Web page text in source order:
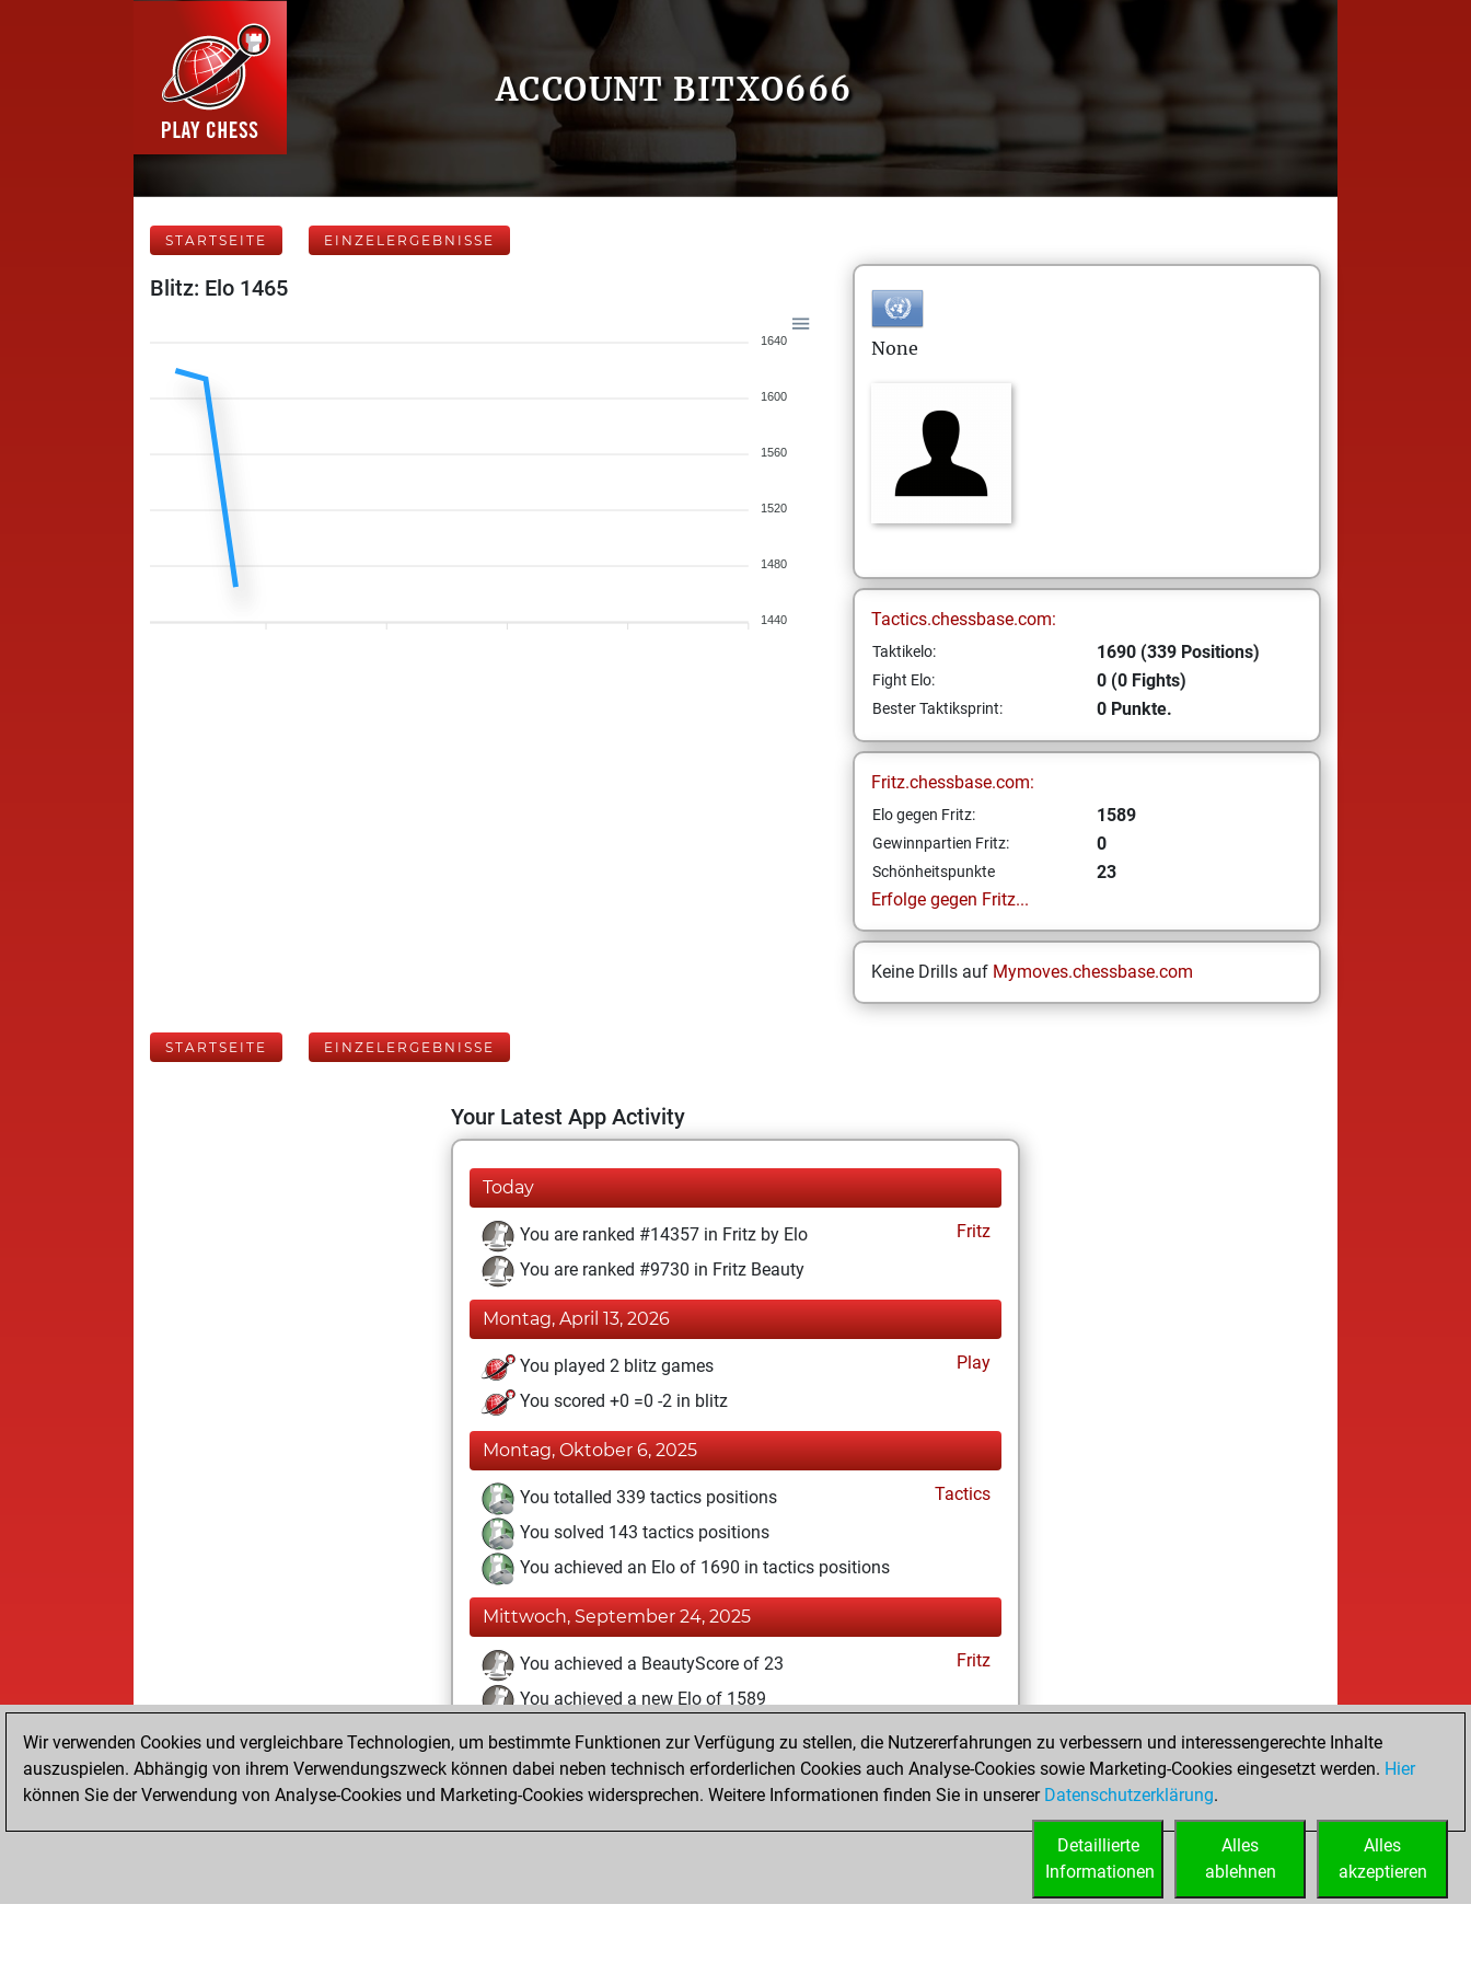
ACCOUNT BITXO666
STARTSEITE EINZELERGEBNISSE
Blitz: Elo 1465
1640
1600
1560
1520
1480
1440
None
Tactics.chessbase.com:
Taktikelo: 1690 (339 Positions)
Fight Elo: 0 (0 Fights)
Bester Taktiksprint: 0 Punkte.
Fritz.chessbase.com:
Elo gegen Fritz: 1589
Gewinnpartien Fritz: 0
Schönheitspunkte
23
Erfolge gegen Fritz...
Keine Drills auf Mymoves.chessbase.com
STARTSEITE EINZELERGEBNISSE
Your Latest App Activity
Today
You are ranked #14357 in Fritz by Elo
Fritz
You are ranked #9730 in Fritz Beauty
Montag, April 13, 2026
You played 2 blitz games
Play
You scored +0 =0 -2 in blitz
Montag, Oktober 6, 2025
You totalled 339 tactics positions
Tactics
You solved 143 tactics positions
You achieved an Elo of 1690 in tactics positions
Mittwoch, September 24, 2025
You achieved a BeautyScore of 23
Fritz
You achieved a new Elo of 1589
Dienstag, Januar 16, 2024
You created your Fritz account Fritz
Wir verwenden Cookies und vergleichbare Technologien, um bestimmte Funktionen zur Verfügung zu stellen, die Nutzererfahrungen zu verbessern und interessengerechte Inhalte
auszuspielen. Abhängig von ihrem Verwendungszweck können dabei neben technisch erforderlichen Cookies auch Analyse-Cookies sowie Marketing-Cookies eingesetzt werden. Hier
können Sie der Verwendung von Analyse-Cookies und Marketing-Cookies widersprechen. Weitere Informationen finden Sie in unserer Datenschutzerklärung.
Alles
akzeptieren
Alles
ablehnen
Detaillierte
Informationen